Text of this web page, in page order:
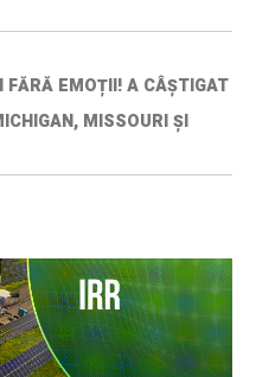
EMOȚII! A CÂŞTIGAT
MISSOURI ŞI